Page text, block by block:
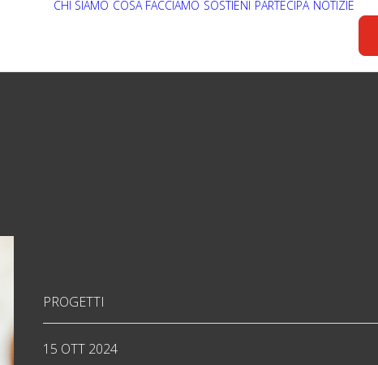
CHI SIAMO COSA FACCIAMO SOSTIENI PARTECIPA NOTIZIE
PROGETTI
15 OTT 2024